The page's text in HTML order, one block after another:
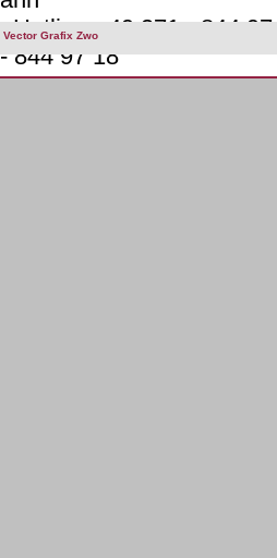
Hotline +49 371 - 844
844 97 18
chemnitz.de
Vector Grafix Zwo